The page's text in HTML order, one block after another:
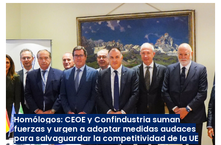
Homólogos: CEOE y Confindustria suman
fuerzas y urgen a adoptar medidas audaces
para salvaguardar la competitividad de la UE